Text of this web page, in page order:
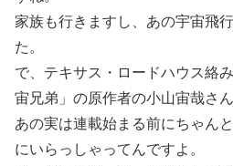
家族も行きますし、あの宇宙飛
た。
で、テキサス・ロードハウス絡
宙兄弟」の原作者の小山宙哉さん
あの実は連載始まる前にちゃん
にいらっしゃってんですよ。